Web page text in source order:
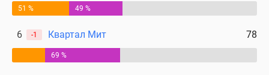
51 % 49 %
6 -1 Квартал Мит 78
69 %